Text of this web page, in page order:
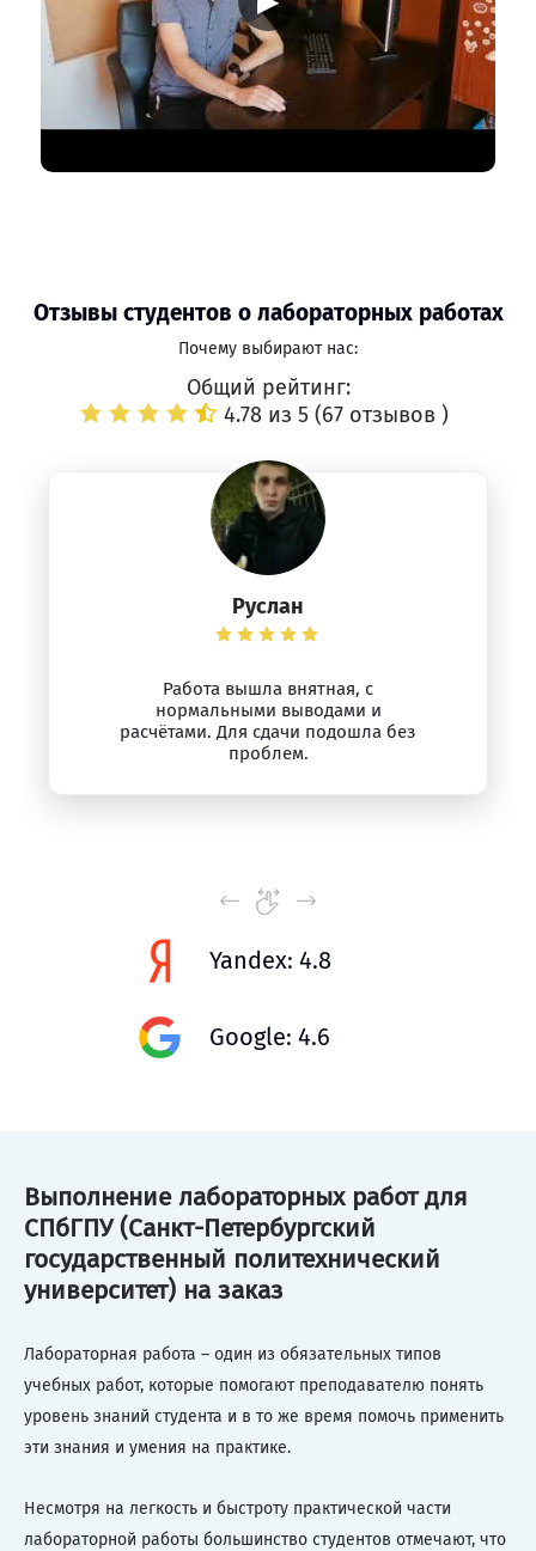
Отзывы студентов о лабораторных работах
Почему выбирают нас:
Общий рейтинг:
4.78 из 5 (67 отзывов )
Руслан
Работа вышла внятная, с
нормальными выводами и
расчётами. Для сдачи подошла без
проблем.
Yandex: 4.8
Google: 4.6
Выполнение лабораторных работ для
СПбГПУ (Санкт-Петербургский
государственный политехнический
университет) на заказ
Лабораторная работа – один из обязательных типов
учебных работ, которые помогают преподавателю понять
уровень знаний студента и в то же время помочь применить
эти знания и умения на практике.
Несмотря на легкость и быстроту практической части
лабораторной работы большинство студентов отмечают, что